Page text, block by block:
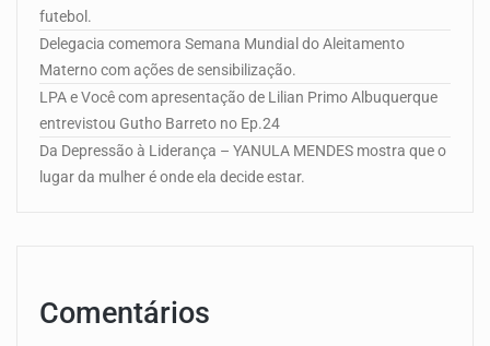
futebol.
Delegacia comemora Semana Mundial do Aleitamento
Materno com ações de sensibilização.
LPA e Você com apresentação de Lilian Primo Albuquerque
entrevistou Gutho Barreto no Ep.24
Da Depressão à Liderança – YANULA MENDES mostra que o
lugar da mulher é onde ela decide estar.
Comentários